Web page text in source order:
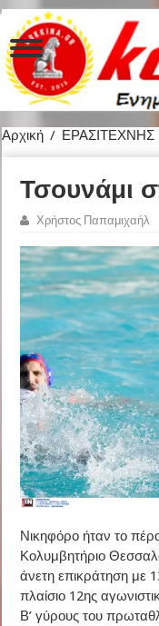
Αρχική / ΕΡΑΣΙΤΕΧΝΗΣ
Τσουνάμι
Χρήστος Παπαμιχαήλ
Νικηφόρο ήταν το
Κολυμβητήριο
άνετη επικράτηση με
πλαίσιο 12ης
Β’ γύρους του